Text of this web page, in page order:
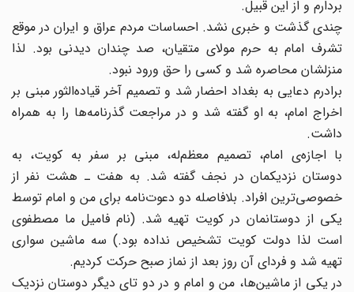
بردارم و از این قبیل.
چندی گذشت و خبری نشد. احساسات مردم عراق و ایران در موقع
تشرف امام به حرم مولای متقیان، صد چندان دیدنی بود. لذا
منزلشان محاصره شد و کسی را حق ورود نبود.
برادرم دعایی به بغداد احضار شد و تصمیم آخر قیاده‌الثور مبنی بر
اخراج امام، به او گفته شد و در مراجعت گذرنامه‌ها را به همراه
داشت.
با اجازه‌ی امام، تصمیم معظم‌له، مبنی بر سفر به کویت، به
دوستان نزدیکمان در نجف گفته شد. به هفت ـ هشت نفر از
خصوصی‌ترین افراد. بلافاصله دو دعوت‌نامه برای من و امام توسط
یکی از دوستانمان در کویت تهیه شد. (نام فامیل ما مصطفوی
است لذا دولت کویت تشخیص نداده بود.) سه ماشین سواری
تهیه شد و فردای آن روز بعد از نماز صبح حرکت کردیم.
در یکی از ماشین‌ها، من و امام و در دو تای دیگر دوستان نزدیک